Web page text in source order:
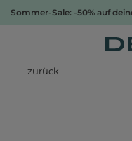
Sommer-Sale: -50% auf
zurück